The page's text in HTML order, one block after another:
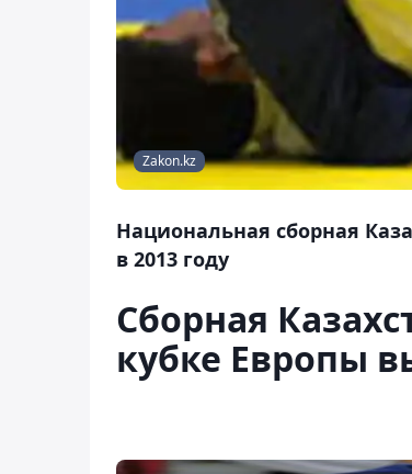
Zakon.kz
Национальная сборная
в 2013 году
Сборная
кубке Европы